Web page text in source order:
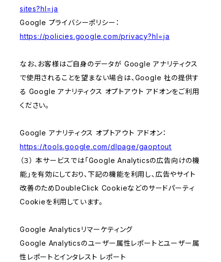
sites?hl=ja
Google プライバシーポリシー：
https://policies.google.com/privacy?hl=ja
なお、お客様はご自身のデータが Google アナリティクス
で使用されることを望まない場合は、Google 社の提供す
る Google アナリティクス オプトアウト アドオンをご利用
ください。
Google アナリティクス オプトアウト アドオン：
https://tools.google.com/dlpage/gaoptout
（３） 本サービスでは「Google Analyticsの広告向けの機
能」を有効にしており、下記の機能を利用し、広告やサイト
改善のためDoubleClick Cookieなどのサードパーティ
Cookieを利用しています。
Google Analyticsリマーケティング
Google Analyticsのユーザー属性レポートとユーザー属
性レポートとインタレスト レポート